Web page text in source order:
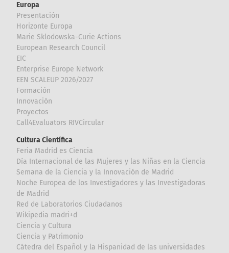
Europa
Presentación
Horizonte Europa
Marie Sklodowska-Curie Actions
European Research Council
EIC
Enterprise Europe Network
EEN SCALEUP 2026/2027
Formación
Innovación
Proyectos
Call4Evaluators RIVCircular
Cultura Científica
Feria Madrid es Ciencia
Día Internacional de las Mujeres y las Niñas en la Ciencia
Semana de la Ciencia y la Innovación de Madrid
Noche Europea de los Investigadores y las Investigadoras
de Madrid
Red de Laboratorios Ciudadanos
Wikipedia madri+d
Ciencia y Cultura
Ciencia y Patrimonio
Cátedra del Español y la Hispanidad de las universidades